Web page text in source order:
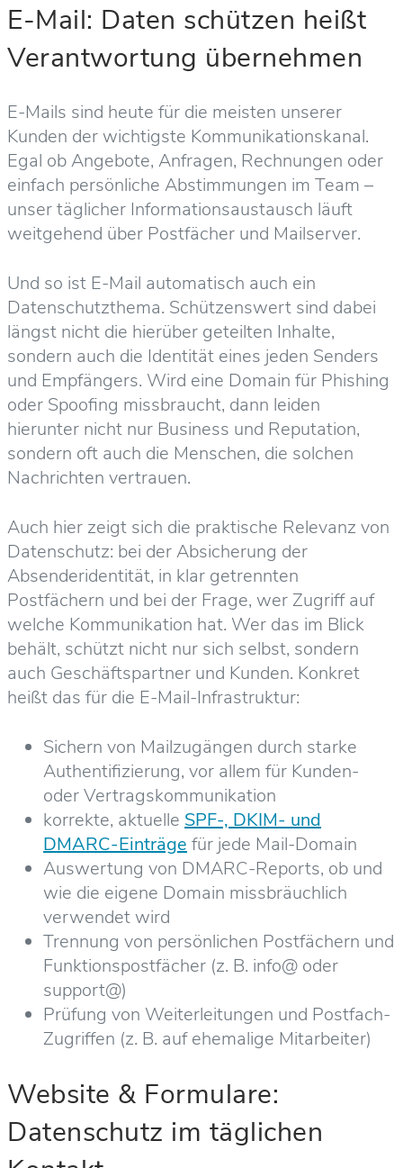
E-Mail: Daten schützen heißt
Verantwortung übernehmen
E-Mails sind heute für die meisten unserer
Kunden der wichtigste Kommunikationskanal.
Egal ob Angebote, Anfragen, Rechnungen oder
einfach persönliche Abstimmungen im Team –
unser täglicher Informationsaustausch läuft
weitgehend über Postfächer und Mailserver.
Und so ist E-Mail automatisch auch ein
Datenschutzthema. Schützenswert sind dabei
längst nicht die hierüber geteilten Inhalte,
sondern auch die Identität eines jeden Senders
und Empfängers. Wird eine Domain für Phishing
oder Spoofing missbraucht, dann leiden
hierunter nicht nur Business und Reputation,
sondern oft auch die Menschen, die solchen
Nachrichten vertrauen.
Auch hier zeigt sich die praktische Relevanz von
Datenschutz: bei der Absicherung der
Absenderidentität, in klar getrennten
Postfächern und bei der Frage, wer Zugriff auf
welche Kommunikation hat. Wer das im Blick
behält, schützt nicht nur sich selbst, sondern
auch Geschäftspartner und Kunden. Konkret
heißt das für die E-Mail-Infrastruktur:
Sichern von Mailzugängen durch starke
Authentifizierung, vor allem für Kunden-
oder Vertragskommunikation
korrekte, aktuelle SPF-, DKIM- und
DMARC-Einträge für jede Mail-Domain
Auswertung von DMARC-Reports, ob und
wie die eigene Domain missbräuchlich
verwendet wird
Trennung von persönlichen Postfächern und
Funktionspostfächer (z. B. info@ oder
support@)
Prüfung von Weiterleitungen und Postfach-
Zugriffen (z. B. auf ehemalige Mitarbeiter)
Website & Formulare:
Datenschutz im täglichen